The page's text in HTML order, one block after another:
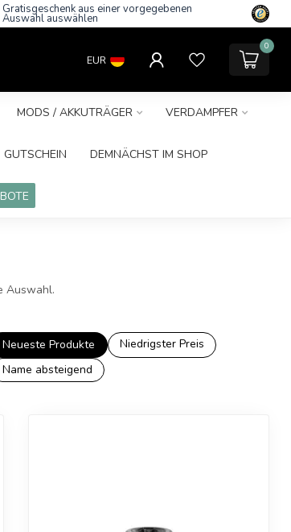
Gratisgeschenk aus einer vorgegebenen
Auswahl auswählen
EUR
0
MODS / AKKUTRÄGER VERDAMPFER
GUTSCHEIN DEMNÄCHST IM SHOP
Auswahl.
Neueste Produkte
Niedrigster Preis
Name absteigend